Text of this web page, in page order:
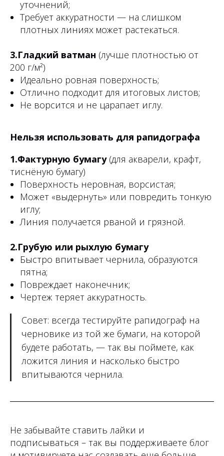
уточнений;
Требует аккуратности — на слишком
плотных линиях может растекаться.
3.Гладкий ватман (лучше плотностью от
200 г/м²)
Идеально ровная поверхность;
Отлично подходит для итоговых листов;
Не ворсится и не царапает иглу.
Нельзя использовать для рапидографа
1.Фактурную бумагу (для акварели, крафт,
тиснёную бумагу)
Поверхность неровная, ворсистая;
Может «выдернуть» или повредить тонкую
иглу;
Линия получается рваной и грязной.
2.Грубую или рыхлую бумагу
Быстро впитывает чернила, образуются
пятна;
Повреждает наконечник;
Чертеж теряет аккуратность.
Совет: всегда тестируйте рапидограф на
черновике из той же бумаги, на которой
будете работать, — так вы поймете, как
ложится линия и насколько быстро
впитываются чернила.
Не забывайте ставить лайки и
подписываться – так вы поддерживаете блог